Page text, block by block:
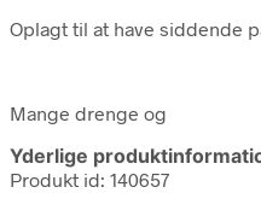
Oplagt til at have siddende
Mange drenge og
Yderlige
Produkt id: 140657